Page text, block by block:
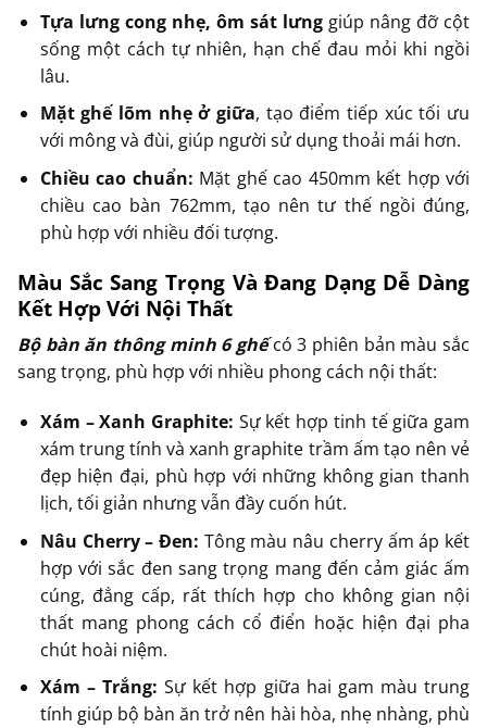
Tựa lưng cong nhẹ, ôm sát lưnggiúp nâng đỡ cột
sống một cách tự nhiên, hạn chế đau mỏi khi ngồi
lâu.
Mặt ghế lõm nhẹ ở giữa, tạo điểm tiếp xúc tối ưu
với mông và đùi, giúp người sử dụng thoải mái hơn.
Chiều cao chuẩn: Mặt ghế cao 450mm kết hợp với
chiều cao bàn 762mm, tạo nên tư thế ngồi đúng,
phù hợp với nhiều đối tượng.
Màu Sắc Sang Trọng Và Đang Dạng Dễ Dàng
Kết Hợp Với Nội Thất
Bộ bàn ăn thông minh 6 ghếcó 3 phiên bản màu sắc
sang trọng, phù hợp với nhiều phong cách nội thất:
Xám – Xanh Graphite: Sự kết hợp tinh tế giữa gam
xám trung tính và xanh graphite trầm ấm tạo nên vẻ
đẹp hiện đại, phù hợp với những không gian thanh
lịch, tối giản nhưng vẫn đầy cuốn hút.
Nâu Cherry – Đen: Tông màu nâu cherry ấm áp kết
hợp với sắc đen sang trọng mang đến cảm giác ấm
cúng, đẳng cấp, rất thích hợp cho không gian nội
thất mang phong cách cổ điển hoặc hiện đại pha
chút hoài niệm.
Xám – Trắng: Sự kết hợp giữa hai gam màu trung
tính giúp bộ bàn ăn trở nên hài hòa, nhẹ nhàng, phù